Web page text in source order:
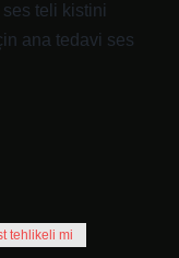
teli kistini
ana tedavi ses
tehlikeli mi